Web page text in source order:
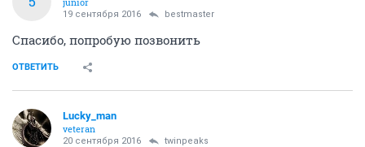
19 сентября 2016 bestmaster
Спасибо, попробую позвонить
ОТВЕТИТЬ
Lucky_man
veteran
20 сентября 2016 twinpeaks